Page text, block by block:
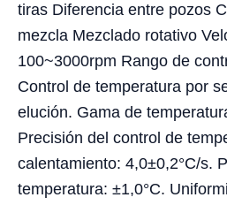
tiras Diferencia entre pozos
mezcla Mezclado rotativo
100~3000rpm Rango de
Control de temperatura por
elución. Gama de
Precisión del control de
calentamiento: 4,0±0,2°C/s.
temperatura: ±1,0°C.